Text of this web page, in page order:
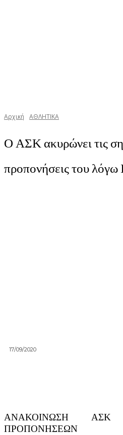
Αρχική ΑΘΛΗΤΙΚΑ
Ο ΑΣΚ ακυρώνει τις
προπονήσεις του λόγω
17/09/2020
ΑΝΑΚΟΙΝΩΣΗ
ΠΡΟΠΟΝΗΣΕΩΝ